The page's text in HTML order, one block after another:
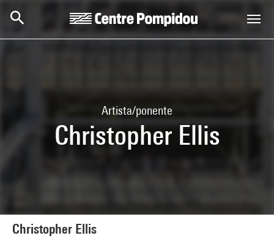
Artista/ponente
Christopher Ellis
Christopher Ellis